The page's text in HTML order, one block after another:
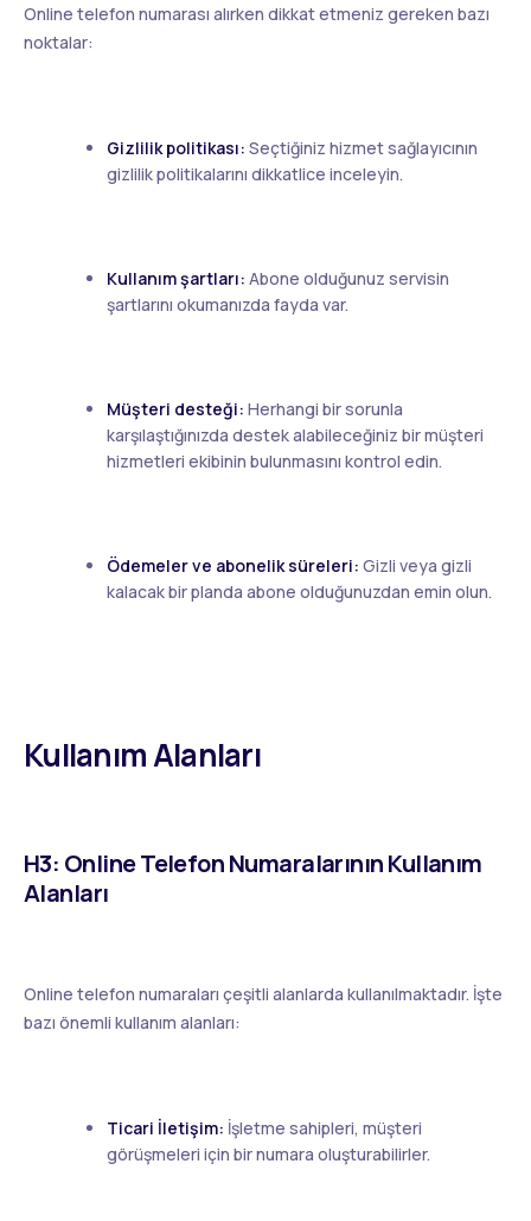
Online telefon numarası alırken dikkat etmeniz gereken bazı
noktalar:
Gizlilik politikası: Seçtiğiniz hizmet sağlayıcının
gizlilik politikalarını dikkatlice inceleyin.
Kullanım şartları: Abone olduğunuz servisin
şartlarını okumanızda fayda var.
Müşteri desteği: Herhangi bir sorunla
karşılaştığınızda destek alabileceğiniz bir müşteri
hizmetleri ekibinin bulunmasını kontrol edin.
Ödemeler ve abonelik süreleri: Gizli veya gizli
kalacak bir planda abone olduğunuzdan emin olun.
Kullanım Alanları
H3: Online Telefon Numaralarının Kullanım
Alanları
Online telefon numaraları çeşitli alanlarda kullanılmaktadır. İşte
bazı önemli kullanım alanları:
Ticari İletişim: İşletme sahipleri, müşteri
görüşmeleri için bir numara oluşturabilirler.